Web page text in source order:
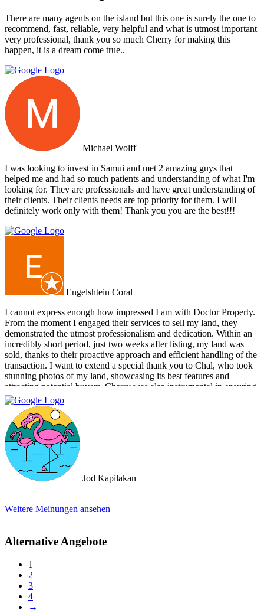
There are many agents on the island but this one is surely the one to
recommend, fast, reliable, very helpful and what is utmost important
very professional, thank you so much Cherry for making this
happen, it is a dream come true..
Michael Wolff
I was looking to invest in Samui and met 2 amazing guys that
helped me and had so much patients and understanding of what I'm
looking for. They are professionals and have great understanding of
their clients. Their clients needs are top priority for them. I will
definitely work only with them! Thank you you are the best!!!
Engelshtein Coral
I cannot express enough how impressed I am with Doctor Property.
From the moment I engaged their services to sell my land, they
demonstrated the utmost professionalism and dedication. Within an
incredibly short period, just two weeks after listing, my land was
sold, thanks to their proactive approach and efficient handling of the
transaction. I want to extend a special thank you to Chal, who took
stunning photos of my land, showcasing its best features and
attracting potential buyers. Cherry was also instrumental in ensuring
that the deal went through smoothly, providing invaluable support
and guidance every step of the way. What sets Doctor Property Real
Estate apart is their commitment to honesty and transparency.
Throughout the entire process, I felt well-informed and confident in
their abilities. Their team's attention to detail and personalized
approach made the selling experience stress-free and enjoyable. I
highly recommend Doctor Property Real Estate to anyone looking
for a real estate agency that goes above and beyond to deliver
outstanding results. Their professionalism, expertise, and exceptional
Jod Kapilakan
Weitere Meinungen ansehen
Alternative Angebote
1
2
3
4
→